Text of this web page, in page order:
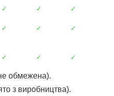
✓ ✓ ✓
✓ ✓ ✓
✓ ✓ ✓
обмежена).
з виробництва).